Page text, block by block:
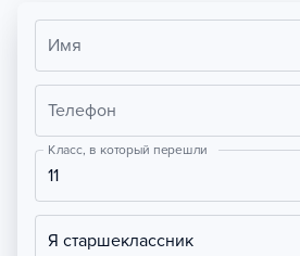
Имя
Телефон
Класс, в который перешли
11
Я старшеклассник